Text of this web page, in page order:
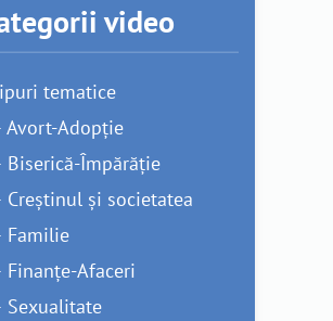
video
tematice
Avort-Adopție
Biserică-Împărăție
Creștinul și societatea
Familie
Finanțe-Afaceri
Sexualitate